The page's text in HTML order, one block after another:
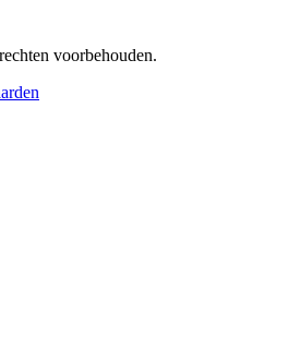
voorbehouden.